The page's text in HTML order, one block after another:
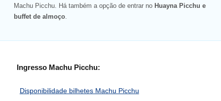
Machu Picchu. Há também a opção de entrar no Huayna Picchu e
buffet de almoço.
Ingresso Machu Picchu:
Disponibilidade bilhetes Machu Picchu